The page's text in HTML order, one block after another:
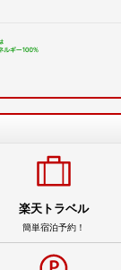
楽天トラベル
簡単宿泊予約！